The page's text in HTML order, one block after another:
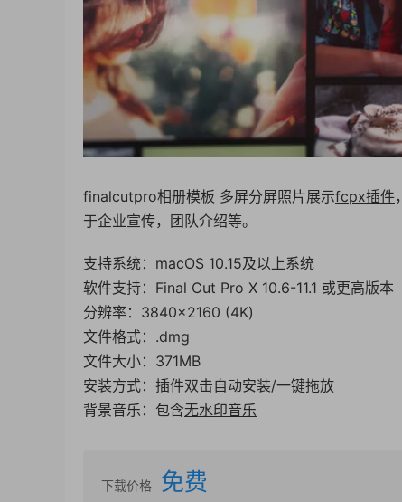
finalcutpro相册模板 多屏分屏照片展示fcpx插件
于企业宣传，团队介绍等。
支持系统：macOS 10.15及以上系统
软件支持：Final Cut Pro X 10.6-11.1 或更高版本
分辨率：3840×2160 (4K)
文件格式：.dmg
文件大小：371MB
安装方式：插件双击自动安装/一键拖放
背景音乐：包含无水印音乐
下载价格 免费